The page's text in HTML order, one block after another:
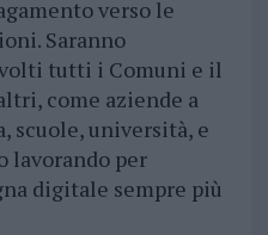
verso le
Saranno
tutti i Comuni e il
come aziende a
scuole, università, e
lavorando per
digitale sempre più